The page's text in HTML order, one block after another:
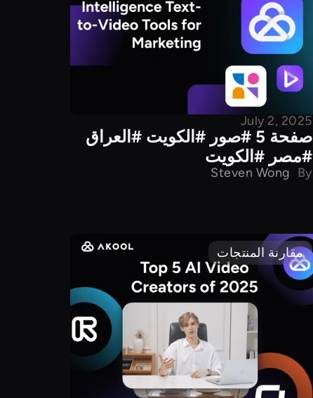
July 2, 2025
صفحة 5 #صور #الكويت #العراق
#مصر #الكويت
By
Steven Wong
مقارنة المنتجات